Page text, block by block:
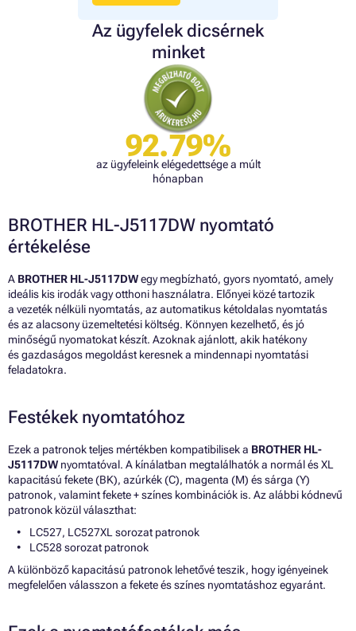
Az ügyfelek dicsérnek
minket
92.79%
az ügyfeleink elégedettsége a múlt
hónapban
BROTHER HL-J5117DW nyomtató
értékelése
A BROTHER HL-J5117DWegy megbízható, gyors nyomtató, amely
ideális kis irodák vagy otthoni használatra. Előnyei közé tartozik
a vezeték nélküli nyomtatás, az automatikus kétoldalas nyomtatás
és az alacsony üzemeltetési költség. Könnyen kezelhető, és jó
minőségű nyomatokat készít. Azoknak ajánlott, akik hatékony
és gazdaságos megoldást keresnek a mindennapi nyomtatási
feladatokra.
Festékek nyomtatóhoz
Ezek a patronok teljes mértékben kompatibilisek a BROTHER HL-
J5117DW nyomtatóval. A kínálatban megtalálhatók a normál és XL
kapacitású fekete (BK), azúrkék (C), magenta (M) és sárga (Y)
patronok, valamint fekete + színes kombinációk is. Az alábbi kódnevű
patronok közül választhat:
LC527, LC527XL sorozat patronok
LC528 sorozat patronok
A különböző kapacitású patronok lehetővé teszik, hogy igényeinek
megfelelően válasszon a fekete és színes nyomtatáshoz egyaránt.